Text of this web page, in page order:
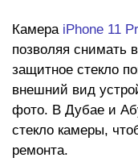
Камера iPhone 11
позволяя снимать
защитное стекло
внешний вид
фото. В Дубае и
стекло камеры,
ремонта.